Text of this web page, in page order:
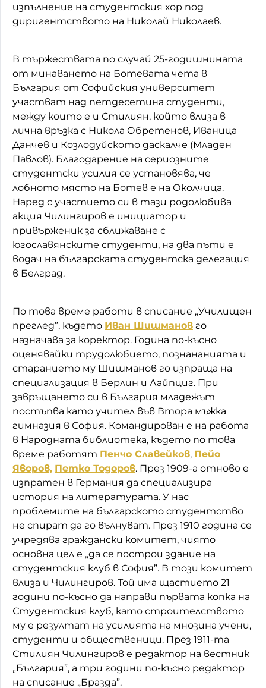
изпълнение на студентския хор под
диригентството на Николай Николаев.
В тържествата по случай 25-годишнината
от минаването на Ботевата чета в
България от Софийския университет
участват над петдесетина студенти,
между които е и Стилиян, който влиза в
лична връзка с Никола Обретенов, Иваница
Данчев и Козлодуйското даскалче (Младен
Павлов). Благодарение на сериозните
студентски усилия се установява, че
лобното място на Ботев е на Околчица.
Наред с участието си в тази родолюбива
акция Чилингиров е инициатор и
привърженик за сближаване с
югославянските студенти, на два пъти е
водач на българската студентска делегация
в Белград.
По това време работи в списание „Училищен
преглед”, където Иван Шишманов го
назначава за коректор. Година по-късно
оценявайки трудолюбието, познананията и
старанието му Шишманов го изпраща на
специализация в Берлин и Лайпциг. При
завръщането си в България младежът
постъпва като учител във Втора мъжка
гимназия в София. Командирован е на работа
в Народната библиотека, където по това
време работят Пенчо Славейков, Пейо
Яворов, Петко Тодоров. През 1909-а отново е
изпратен в Германия да специализира
история на литературата. У нас
проблемите на българското студентство
не спират да го вълнуват. През 1910 година се
учредява граждански комитет, чиято
основна цел е „да се построи здание на
студентския клуб в София”. В този комитет
влиза и Чилингиров. Той има щастието 21
години по-късно да направи първата копка на
Студентския клуб, като строителството
му е резултат на усилията на мнозина учени,
студенти и общественици. През 1911-та
Стилиян Чилингиров е редактор на вестник
„България”, а три години по-късно редактор
на списание „Бразда”.